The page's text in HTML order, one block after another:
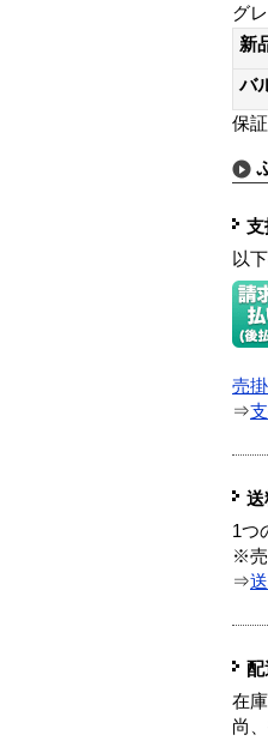
グ
バ
保
支
以
売
⇒
送
1つ
※売
⇒
在
尚